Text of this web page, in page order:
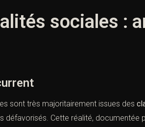
sociales :
sont très majoritairement issues des
Cette réalité, documentée